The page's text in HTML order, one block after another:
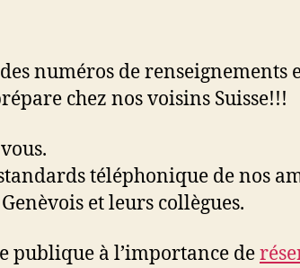
numéros de renseignements
chez nos voisins Suisse!!!
téléphonique de nos
et leurs collègues.
publique à l’importance de